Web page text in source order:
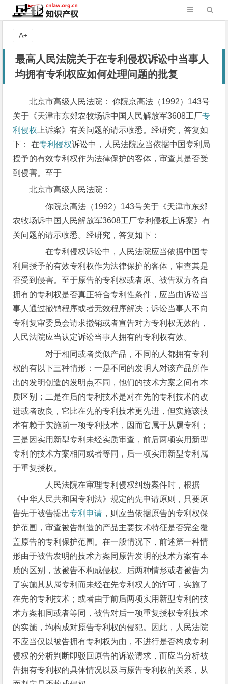
最高人民法院关于在专利侵权诉讼中当事人
均拥有专利权应如何处理问题的批复
北京市高级人民法院： 你院京高法（1992）143号
关于《天津市东郊农牧场诉中国人民解放军3608工厂专
利侵权 上诉案》有关问题的请示收悉。经研究，答复如
下： 在专利侵权诉讼中，人民法院应当依据中国专利局
授予的有效专利权作为法律保护的客体，审查其是否受
到侵害。至于
北京市高级人民法院：
你院京高法（1992）143号关于《天津市东郊
农牧场诉中国人民解放军3608工厂专利侵权上诉案》有
关问题的请示收悉。经研究，答复如下：
在专利侵权诉讼中，人民法院应当依据中国专
利局授予的有效专利权作为法律保护的客体，审查其是
否受到侵害。至于原告的专利权或者原、被告双方各自
拥有的专利权是否真正符合专利性条件，应当由诉讼当
事人通过撤销程序或者无效程序解决；诉讼当事人不向
专利复审委员会请求撤销或者宣告对方专利权无效的，
人民法院应当认定诉讼当事人拥有的专利权有效。
对于相同或者类似产品，不同的人都拥有专利
权的有以下三种情形：一是不同的发明人对该产品所作
出的发明创造的发明点不同，他们的技术方案之间有本
质区别；二是在后的专利技术是对在先的专利技术的改
进或者改良，它比在先的专利技术更先进，但实施该技
术有赖于实施前一项专利技术，因而它属于从属专利；
三是因实用新型专利未经实质审查，前后两项实用新型
专利的技术方案相同或者等同，后一项实用新型专利属
于重复授权。
人民法院在审理专利侵权纠纷案件时，根据
《中华人民共和国专利法》规定的先申请原则，只要原
告先于被告提出专利申请 ，则应当依据原告的专利权保
护范围，审查被告制造的产品主要技术特征是否完全覆
盖原告的专利保护范围。在一般情况下，前述第一种情
形由于被告发明的技术方案同原告发明的技术方案有本
质的区别，故被告不构成侵权。后两种情形或者被告为
了实施其从属专利而未经在先专利权人的许可，实施了
在先的专利技术；或者由于前后两项实用新型专利的技
术方案相同或者等同，被告对后一项重复授权专利技术
的实施，均构成对原告专利权的侵犯。因此，人民法院
不应当仅以被告拥有专利权为由，不进行是否构成专利
侵权的分析判断即驳回原告的诉讼请求，而应当分析被
告拥有专利权的具体情况以及与原告专利权的关系，从
A+